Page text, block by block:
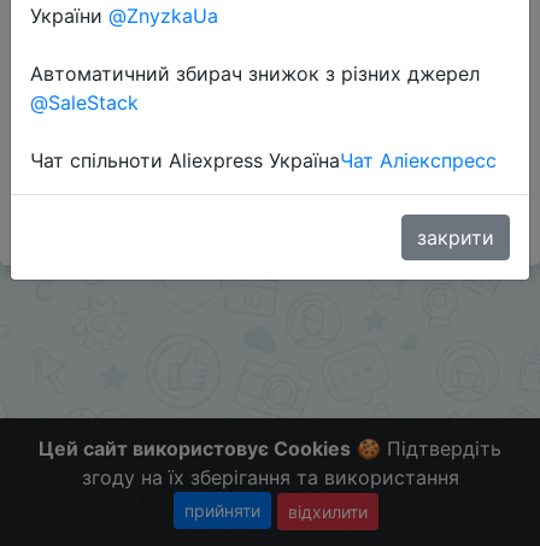
Перейти до магазину
#Gearbest
Больше скидок в телеграммt.me/ChinaGoodBuy
Цей сайт використовує Cookies 🍪 Підтвердіть
згоду на їх зберігання та використання
прийняти відхилити
України @ZnyzkaUa
Автоматичний збирач знижок з різних джерел
@SaleStack
Чат спільноти Aliexpress УкраїнаЧат Аліекспресс
закрити